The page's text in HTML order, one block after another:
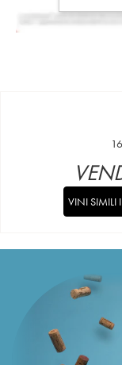
VINI SIMILI